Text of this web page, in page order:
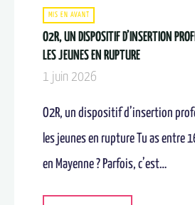
MIS EN AVANT
O2R, UN DISPOSITIF D’INSERTION
LES JEUNES EN RUPTURE​
1 juin 2026
O2R, un dispositif d’insertion
les jeunes en rupture Tu as entre
en Mayenne ? Parfois, c’est…